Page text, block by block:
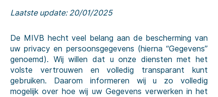
Laatste update: 20/01/2025
De MIVB hecht veel belang aan de bescherming van
uw privacy en persoonsgegevens (hierna “Gegevens”
genoemd). Wij willen dat u onze diensten met het
volste vertrouwen en volledig transparant kunt
gebruiken. Daarom informeren wij u zo volledig
mogelijk over hoe wij uw Gegevens verwerken in het